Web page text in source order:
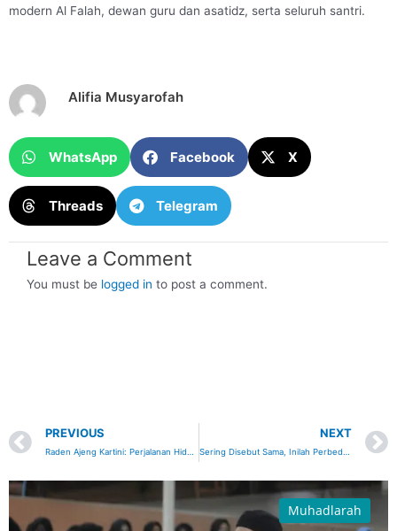
modern Al Falah, dewan guru dan asatidz, serta seluruh santri.
Alifia Musyarofah
WhatsApp Facebook X
Threads Telegram
Leave a Comment
You must be logged in to post a comment.
Prev
PREVIOUS
Raden Ajeng Kartini: Perjalanan Hidup, Pendidikan dan Pemikirannya dalam Memperjuangkan Emansipasi Wanita
NEXT
Sering Disebut Sama, Inilah Perbedaan Tari Saman dan Ratoh Jaroe
Muhadlarah